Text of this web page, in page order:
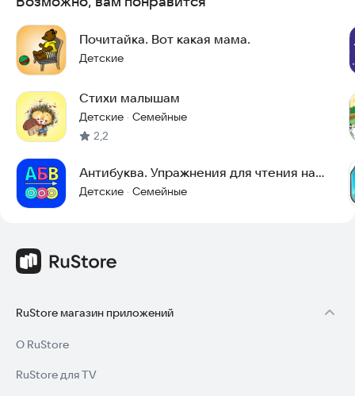
Почитайка. Вот какая мама.
Детские
Стихи малышам
Детские · Семейные
2,2
Антибуква. Упражнения для чтения на
картинках.
Детские · Семейные
RuStore магазин приложений
О RuStore
RuStore для TV